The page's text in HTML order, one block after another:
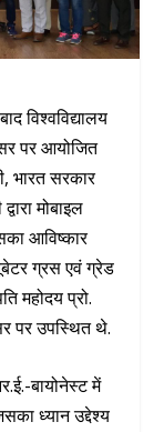
विश्वविद्यालय
पर आयोजित
भारत सरकार
मोबाइल
आविष्कार
ग्रस एवं ग्रेड
महोदय प्रो.
पर उपस्थित थे.
बायोनेस्ट में
ध्यान उद्देश्य